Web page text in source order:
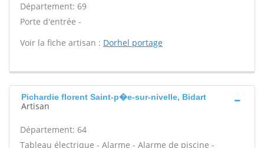
Département: 69
Porte d'entrée -
Voir la fiche artisan : Dorhel portage
Pichardie florent Saint-p�e-sur-nivelle, Bidart
Artisan
Département: 64
Tableau électrique - Alarme - Alarme de piscine -